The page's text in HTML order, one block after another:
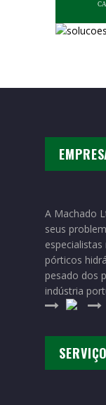
A Machado
seus
pórticos
pesado dos
indústria